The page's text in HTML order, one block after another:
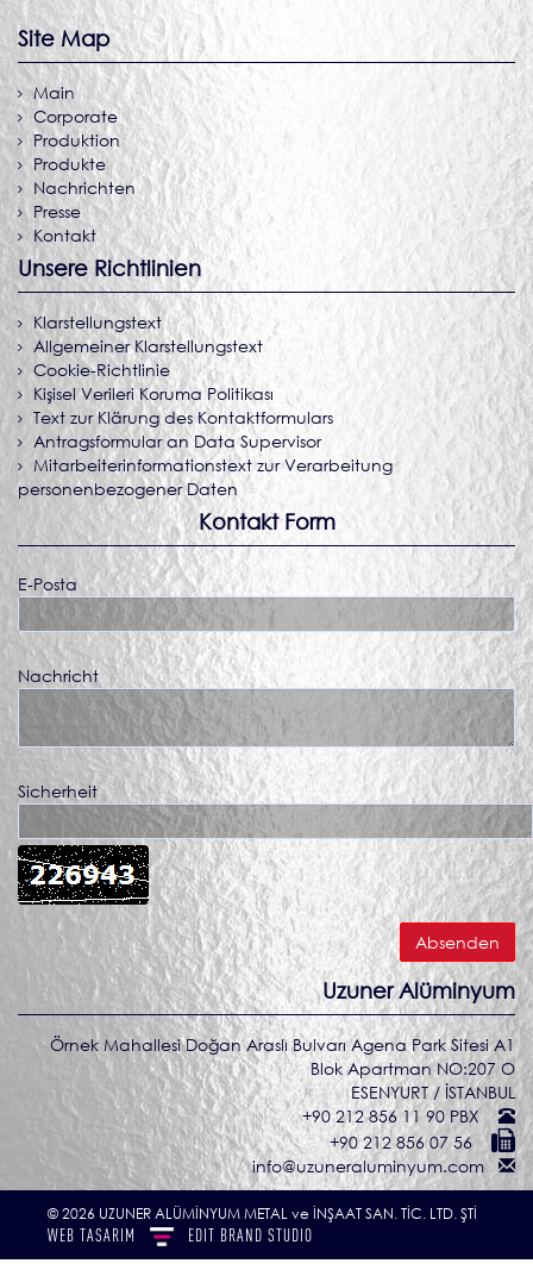
Site Map
Main
Corporate
Produktion
Produkte
Nachrichten
Presse
Kontakt
Unsere Richtlinien
Klarstellungstext
Allgemeiner Klarstellungstext
Cookie-Richtlinie
Kişisel Verileri Koruma Politikası
Text zur Klärung des Kontaktformulars
Antragsformular an Data Supervisor
Mitarbeiterinformationstext zur Verarbeitung
personenbezogener Daten
Kontakt Form
E-Posta
Nachricht
Sicherheit
Uzuner Alüminyum
Örnek Mahallesi Doğan Araslı Bulvarı Agena Park Sitesi A1
Blok Apartman NO:207 O
ESENYURT / İSTANBUL
+90 212 856 11 90 PBX
+90 212 856 07 56
info@uzuneraluminyum.com
© 2026 UZUNER ALÜMİNYUM METAL ve İNŞAAT SAN. TİC. LTD. ŞTİ
WEB TASARIM EDIT BRAND STUDIO